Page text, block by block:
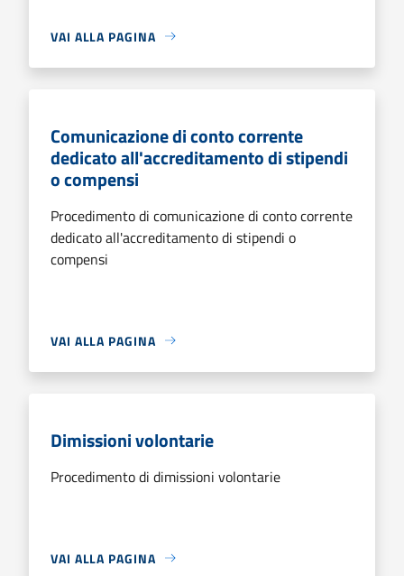
VAI ALLA PAGINA
Comunicazione di conto corrente
dedicato all'accreditamento di stipendi
o compensi
Procedimento di comunicazione di conto corrente
dedicato all'accreditamento di stipendi o
compensi
VAI ALLA PAGINA
Dimissioni volontarie
Procedimento di dimissioni volontarie
VAI ALLA PAGINA